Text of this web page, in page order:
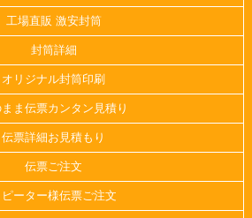
工場直販 激安封筒
封筒詳細
オリジナル封筒印刷
ま伝票カンタン見積り
伝票詳細お見積もり
伝票ご注文
ピーター様伝票ご注文